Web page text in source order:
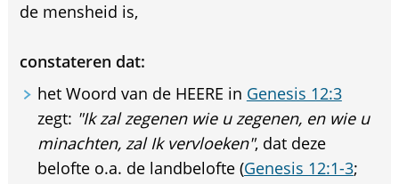
de mensheid is,
constateren dat:
het Woord van de HEERE in Genesis 12:3
zegt: "Ik zal zegenen wie u zegenen, en wie u
minachten, zal Ik vervloeken", dat deze
belofte o.a. de landbelofte (Genesis 12:1-3;